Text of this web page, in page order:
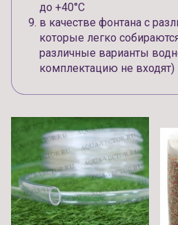
до +40°С
в качестве фонтана с
которые легко
различные варианты
комплектацию не входят)